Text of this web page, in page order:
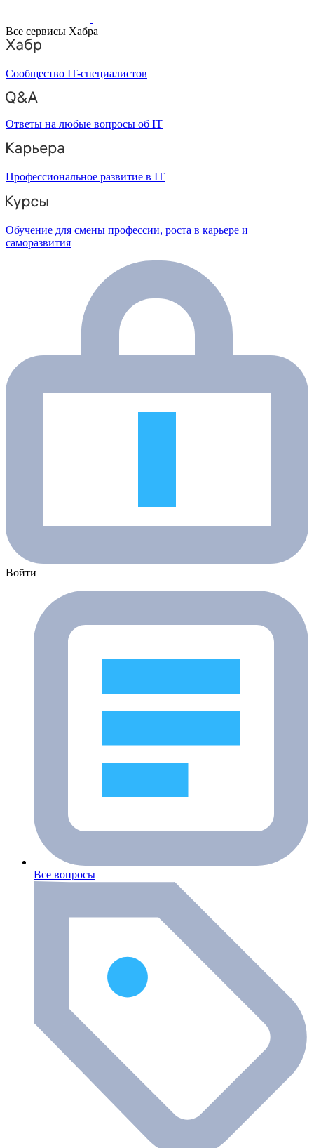
Все сервисы Хабра
Сообщество IT-специалистов
Ответы на любые вопросы об IT
Профессиональное развитие в IT
Обучение для смены профессии, роста в карьере и
саморазвития
Войти
Все вопросы